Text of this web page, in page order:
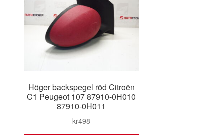
Höger backspegel röd Citroën
C1 Peugeot 107 87910-0H010
87910-0H011
kr498